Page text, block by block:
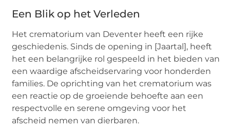
Een Blik op het Verleden
Het crematorium van Deventer heeft een rijke
geschiedenis. Sinds de opening in [Jaartal], heeft
het een belangrijke rol gespeeld in het bieden van
een waardige afscheidservaring voor honderden
families. De oprichting van het crematorium was
een reactie op de groeiende behoefte aan een
respectvolle en serene omgeving voor het
afscheid nemen van dierbaren.